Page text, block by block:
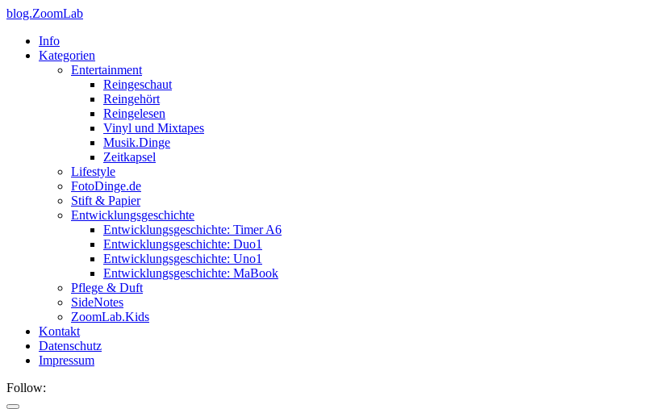
blog.ZoomLab
Info
Kategorien
Entertainment
Reingeschaut
Reingehört
Reingelesen
Vinyl und Mixtapes
Musik.Dinge
Zeitkapsel
Lifestyle
FotoDinge.de
Stift & Papier
Entwicklungsgeschichte
Entwicklungsgeschichte: Timer A6
Entwicklungsgeschichte: Duo1
Entwicklungsgeschichte: Uno1
Entwicklungsgeschichte: MaBook
Pflege & Duft
SideNotes
ZoomLab.Kids
Kontakt
Datenschutz
Impressum
Follow: